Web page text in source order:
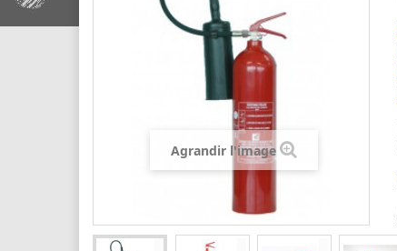
Agrandir l'image